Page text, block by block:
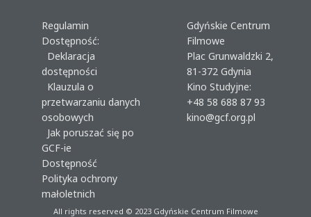
Regulamin
Dostępność:
Deklaracja
dostępności
Klauzula o
przetwarzaniu danych
osobowych
Jak poruszać się po
GCF-ie
Dostępność
Polityka ochrony
małoletnich
Gdyńskie Centrum
Filmowe
Plac Grunwaldzki 2,
81-372 Gdynia
Kino Studyjne:
+48 58 688 87 93
kino@gcf.org.pl
All rights reserved © 2023Gdyńskie Centrum Filmowe